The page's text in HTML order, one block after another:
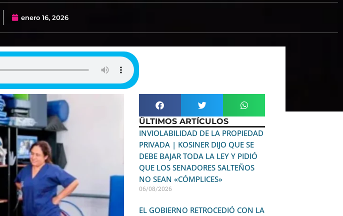
enero 16, 2026
ÜLTIMOS ARTÍCULOS
INVIOLABILIDAD DE LA PROPIEDAD
PRIVADA | KOSINER DIJO QUE SE
DEBE BAJAR TODA LA LEY Y PIDIÓ
QUE LOS SENADORES SALTEÑOS
NO SEAN «CÓMPLICES»
06/08/2026
EL GOBIERNO RETROCEDIÓ CON LA